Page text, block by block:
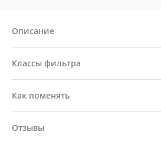
Описание
Классы фильтра
Как поменять
Отзывы